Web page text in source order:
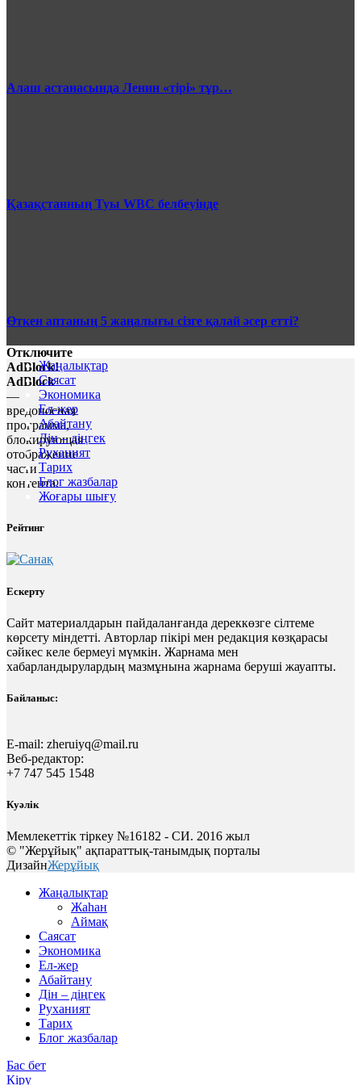
Алаш астанасында Ленин «тірі» тұр…
Қазақстанның Туы WBC белбеуінде
Өткен аптаның 5 жаңалығы сізге қалай әсер етті?
Отключите
AdBlock!
AdBlock
—
вредоносная
программа,
блокирующая
отображение
части
контента.
Жаңалықтар
Саясат
Экономика
Ел-жер
Абайтану
Дін – діңгек
Руханият
Тарих
Блог жазбалар
Жоғары шығу
Рейтинг
Ескерту
Сайт материалдарын пайдаланғанда дереккөзге сілтеме
көрсету міндетті. Авторлар пікірі мен редакция көзқарасы
сәйкес келе бермеуі мүмкін. Жарнама мен
хабарландырулардың мазмұнына жарнама беруші жауапты.
Байланыс:
E-mail: zheruiyq@mail.ru
Веб-редактор:
+7 747 545 1548
Куәлік
Мемлекеттік тіркеу №16182 - СИ. 2016 жыл
© "Жерұйық" ақпараттық-танымдық порталы
ДизайнЖерұйық
Жаңалықтар
Жаһан
Аймақ
Саясат
Экономика
Ел-жер
Абайтану
Дін – діңгек
Руханият
Тарих
Блог жазбалар
Бас бет
Кіру